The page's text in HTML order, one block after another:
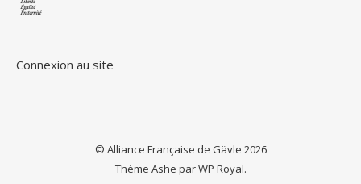
Connexion au site
© Alliance Française de Gävle 2026
Thème Ashe parWP Royal.